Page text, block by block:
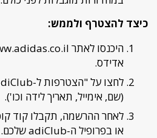
כיצד להצטרף ולממש:
אדידס.
(שם, אימייל, תאריך לידה וכו').
או בפרופיל ה-adiClub שלכם.